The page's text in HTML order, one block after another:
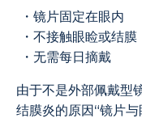
・镜片固定在眼内
・不接触眼睑或结膜
・无需每日摘戴
由于不是外部佩戴型
结膜炎的原因“镜片与